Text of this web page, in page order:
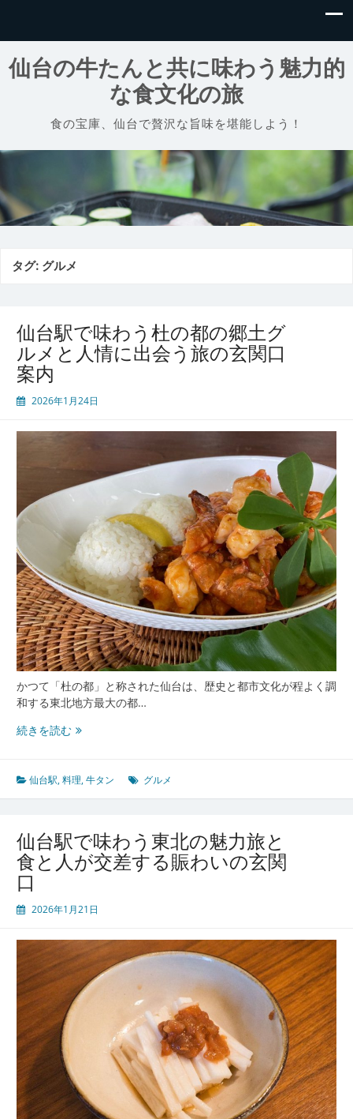
仙台の牛たんと共に味わう魅力的
な食文化の旅
食の宝庫、仙台で贅沢な旨味を堪能しよう！
タグ: グルメ
仙台駅で味わう杜の都の郷土グ
ルメと人情に出会う旅の玄関口
案内
2026年1月24日
かつて「杜の都」と称された仙台は、歴史と都市文化が程よく調
和する東北地方最大の都…
続きを読む仙
で
味
杜
の
郷
グ
ル
メ
と
人
会
う
仙台駅,料理,牛タン グルメ
仙台駅で味わう東北の魅力旅と
食と人が交差する賑わいの玄関
口
2026年1月21日